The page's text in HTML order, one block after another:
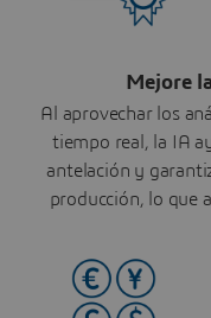
Mejore
Al aprovechar los
tiempo real, la IA
antelación y
producción, lo que